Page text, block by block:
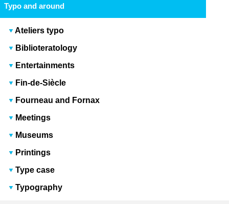
Typo and around
Ateliers typo
Biblioteratology
Entertainments
Fin-de-Siècle
Fourneau and Fornax
Meetings
Museums
Printings
Type case
Typography